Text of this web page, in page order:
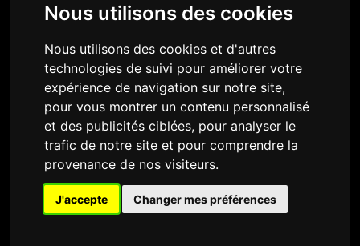
Nous utilisons des cookies
Nous utilisons des cookies et d'autres
technologies de suivi pour améliorer votre
expérience de navigation sur notre site,
pour vous montrer un contenu personnalisé
et des publicités ciblées, pour analyser le
trafic de notre site et pour comprendre la
provenance de nos visiteurs.
J'accepte Changer mes préférences
Eric Bass | 01:02 | USA
SYNOPSIS
Dans BABYLON : Journeys of Refugees, Eric Bass et
l’équipe du légendaire Sandglass Theater du
Vermont, cherchent à comprendre les défis auxquels